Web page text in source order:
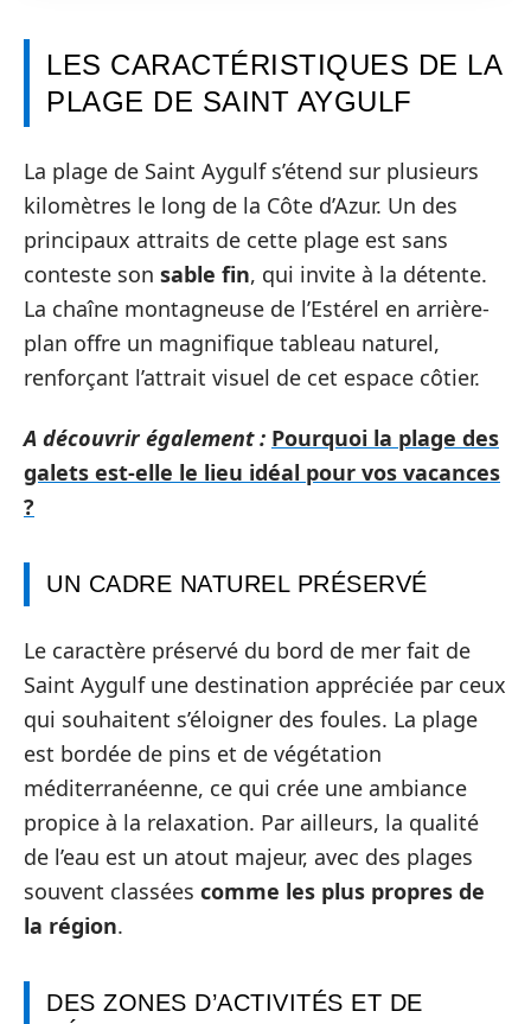
LES CARACTÉRISTIQUES DE LA
PLAGE DE SAINT AYGULF
La plage de Saint Aygulf s’étend sur plusieurs
kilomètres le long de la Côte d’Azur. Un des
principaux attraits de cette plage est sans
conteste son sable fin, qui invite à la détente.
La chaîne montagneuse de l’Estérel en arrière-
plan offre un magnifique tableau naturel,
renforçant l’attrait visuel de cet espace côtier.
A découvrir également : Pourquoi la plage des
galets est-elle le lieu idéal pour vos vacances
?
UN CADRE NATUREL PRÉSERVÉ
Le caractère préservé du bord de mer fait de
Saint Aygulf une destination appréciée par ceux
qui souhaitent s’éloigner des foules. La plage
est bordée de pins et de végétation
méditerranéenne, ce qui crée une ambiance
propice à la relaxation. Par ailleurs, la qualité
de l’eau est un atout majeur, avec des plages
souvent classées comme les plus propres de
la région.
DES ZONES D’ACTIVITÉS ET DE